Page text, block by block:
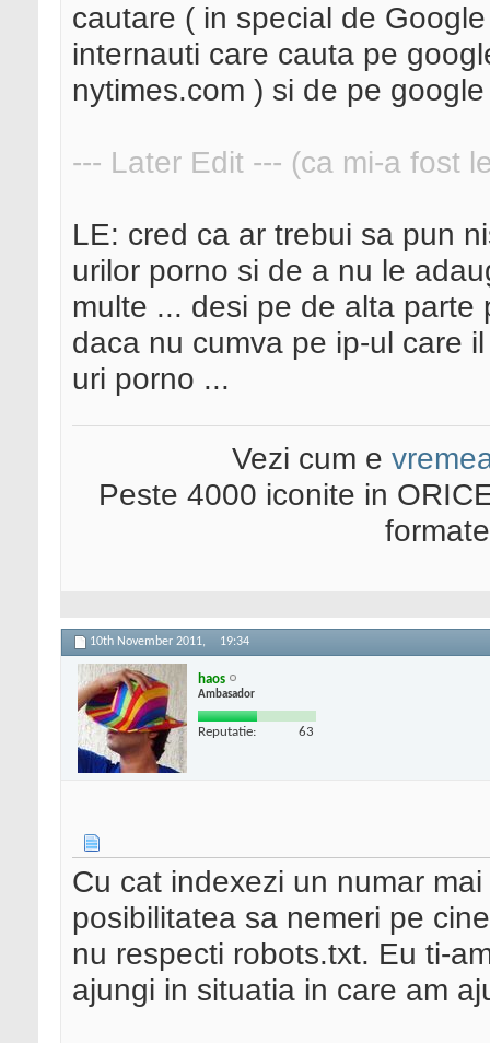
cautare ( in special de
internauti care cauta pe
nytimes.com ) si de pe
--- Later Edit --- (ca mi-a fost
LE: cred ca ar trebui sa pun
urilor porno si de a nu le
multe ... desi pe de alta
daca nu cumva pe ip-ul care
uri porno ...
Vezi cum e
Peste 4000 iconite in
10th November 2011, 19:34
haos
Ambasador
Reputatie: 63
Cu cat indexezi un numar
posibilitatea sa nemeri pe
nu respecti robots.txt. Eu ti-
ajungi in situatia in care am